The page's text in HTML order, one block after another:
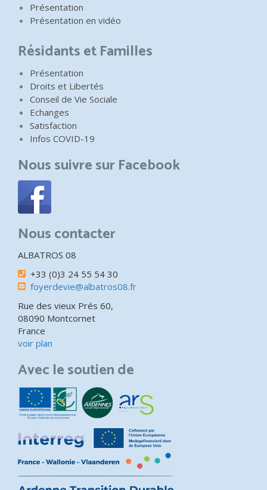
Présentation
Présentation en vidéo
Résidants et Familles
Présentation
Droits et Libertés
Conseil de Vie Sociale
Echanges
Satisfaction
Infos COVID-19
Nous suivre sur Facebook
Nous contacter
ALBATROS 08
+33 (0)3 24 55 54 30
foyerdevie@albatros08.fr
Rue des vieux Prés 60,
08090 Montcornet
France
voir plan
Avec le soutien de